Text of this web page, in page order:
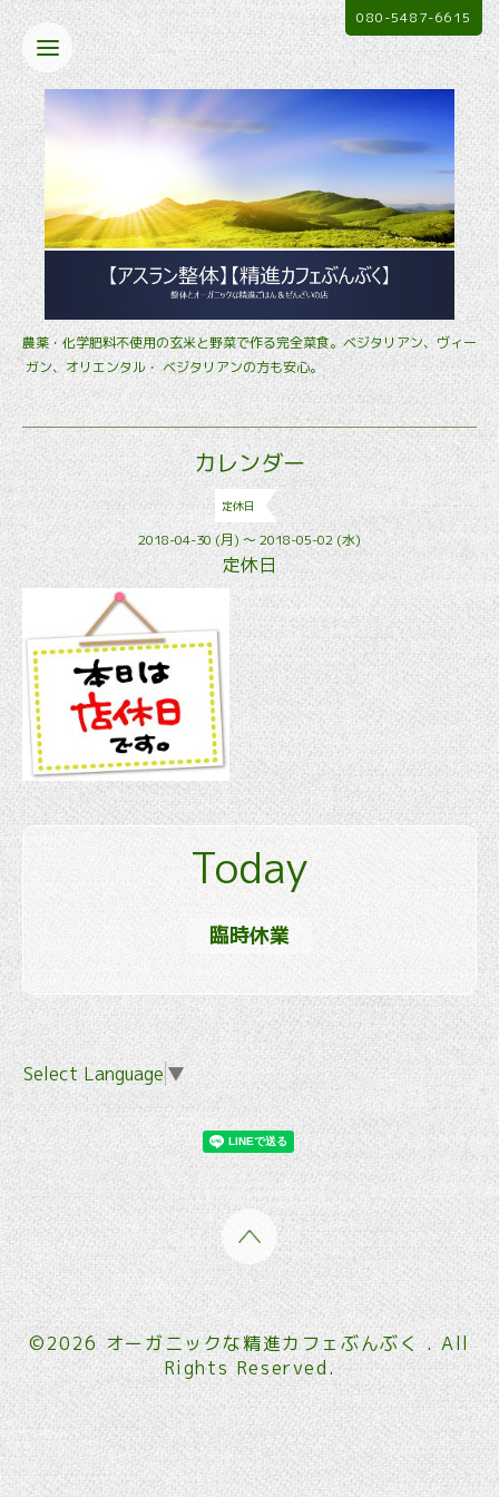
農薬・化学肥料不使用の玄米と野菜で作る完全菜食。ベジタリアン、ヴィー
ガン、オリエンタル・ ベジタリアンの方も安心。
080-5487-6615
カレンダー
定休日
2018-04-30 (月) ～ 2018-05-02 (水)
定休日
Today
臨時休業
Select Language ▼
©2026オーガニックな精進カフェぶんぶく. All
Rights Reserved.